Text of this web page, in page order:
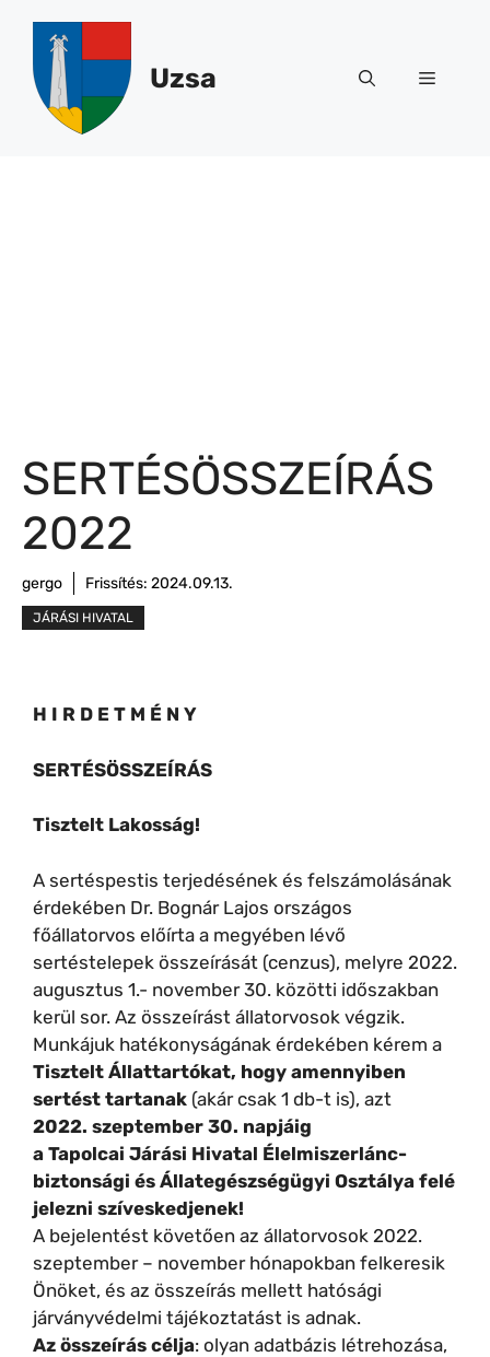
tartalomba
Uzsa Menü
SERTÉSÖSSZEÍRÁS
2022
gergo Frissítés: 2024.09.13.
JÁRÁSI HIVATAL
H I R D E T M É N Y
SERTÉSÖSSZEÍRÁS
Tisztelt Lakosság!
A sertéspestis terjedésének és felszámolásának
érdekében Dr. Bognár Lajos országos
főállatorvos előírta a megyében lévő
sertéstelepek összeírását (cenzus), melyre 2022.
augusztus 1.- november 30. közötti időszakban
kerül sor. Az összeírást állatorvosok végzik.
Munkájuk hatékonyságának érdekében kérem a
Tisztelt Állattartókat, hogy amennyiben
sertést tartanak (akár csak 1 db-t is), azt
2022. szeptember 30. napjáig
a Tapolcai Járási Hivatal Élelmiszerlánc-
biztonsági és Állategészségügyi Osztálya felé
jelezni szíveskedjenek!
A bejelentést követően az állatorvosok 2022.
szeptember – november hónapokban felkeresik
Önöket, és az összeírás mellett hatósági
járványvédelmi tájékoztatást is adnak.
Az összeírás célja: olyan adatbázis létrehozása,